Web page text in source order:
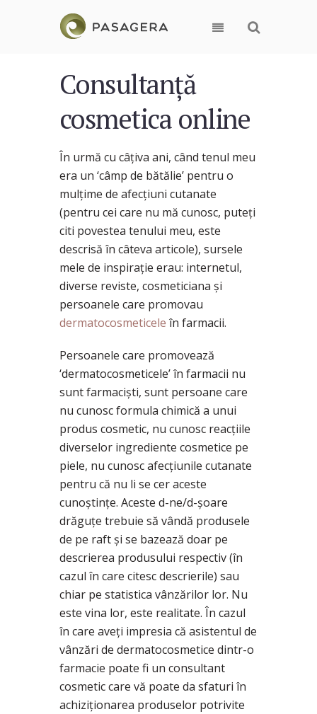
Consultanță
cosmetica online
În urmă cu câțiva ani, când tenul meu
era un ‘câmp de bătălie’ pentru o
mulțime de afecțiuni cutanate
(pentru cei care nu mă cunosc, puteți
citi povestea tenului meu, este
descrisă în câteva articole), sursele
mele de inspirație erau: internetul,
diverse reviste, cosmeticiana și
persoanele care promovau
dermatocosmeticele în farmacii.
Persoanele care promovează
‘dermatocosmeticele’ în farmacii nu
sunt farmaciști, sunt persoane care
nu cunosc formula chimică a unui
produs cosmetic, nu cunosc reacțiile
diverselor ingrediente cosmetice pe
piele, nu cunosc afecțiunile cutanate
pentru că nu li se cer aceste
cunoștințe. Aceste d-ne/d-șoare
drăguțe trebuie să vândă produsele
de pe raft și se bazează doar pe
descrierea produsului respectiv (în
cazul în care citesc descrierile) sau
chiar pe statistica vânzărilor lor. Nu
este vina lor, este realitate. În cazul
în care aveți impresia că asistentul de
vânzări de dermatocosmetice dintr-o
farmacie poate fi un consultant
cosmetic care vă poate da sfaturi în
achiziționarea produselor potrivite